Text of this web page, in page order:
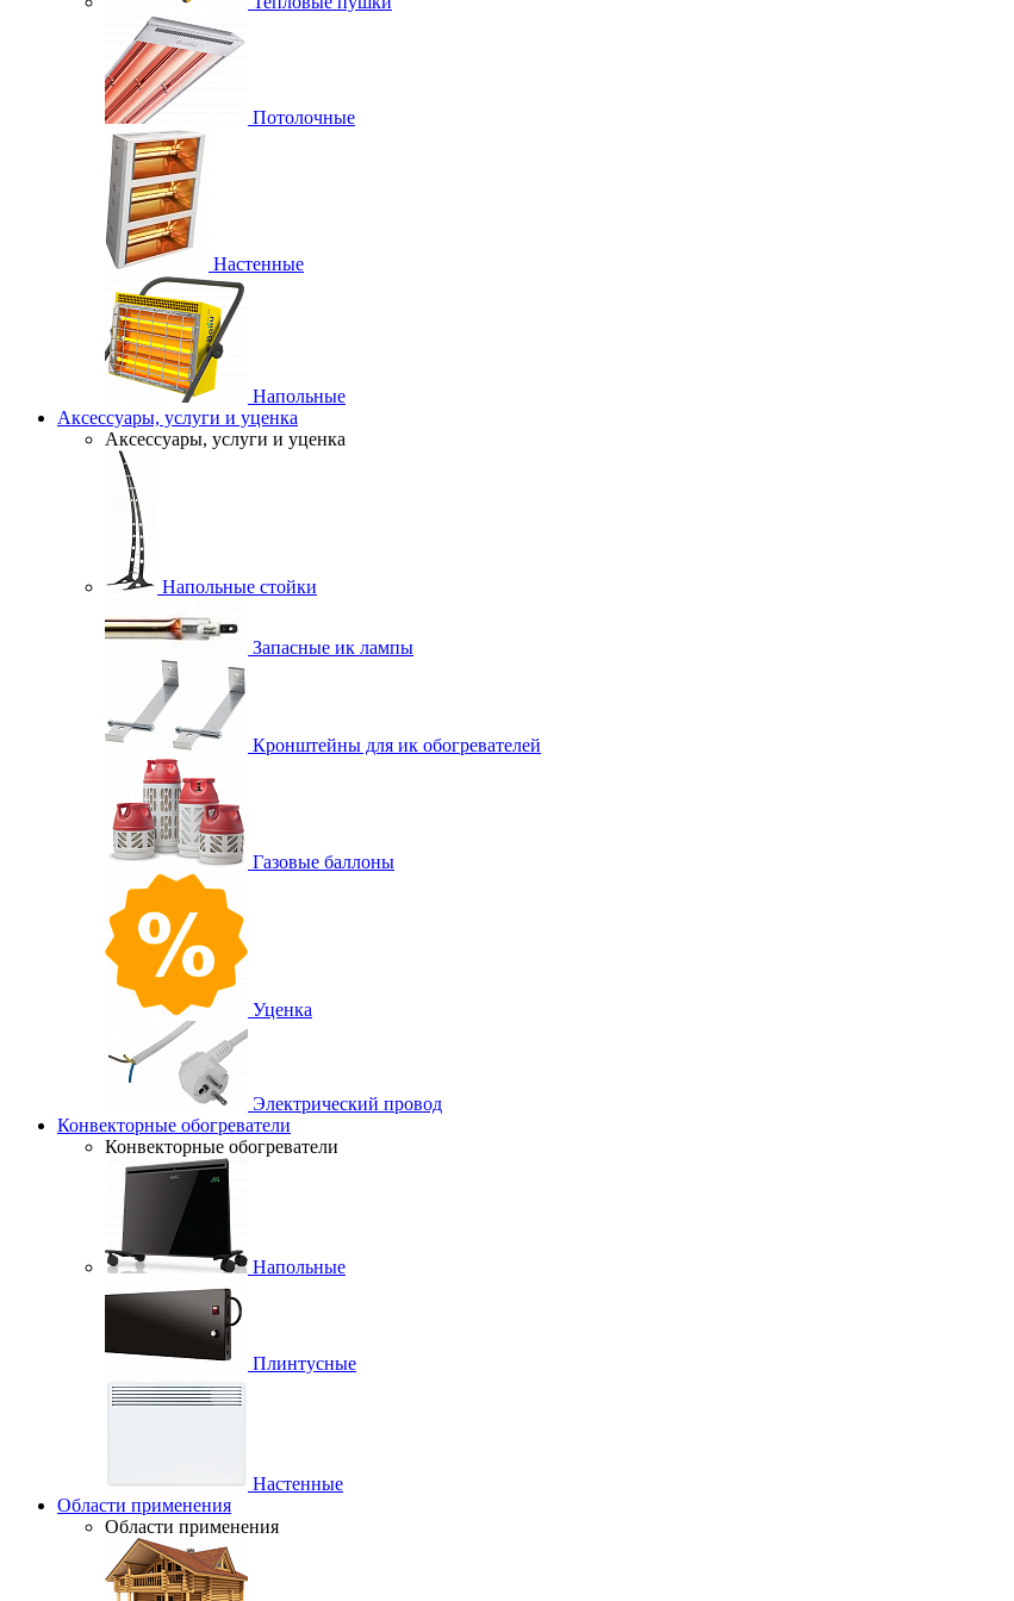
Потолочные
Настенные
Напольные
Аксессуары, услуги и уценка
Аксессуары, услуги и уценка
Напольные стойки
Запасные ик лампы
Кронштейны для ик обогревателей
Газовые баллоны
Уценка
Электрический провод
Конвекторные обогреватели
Конвекторные обогреватели
Напольные
Плинтусные
Настенные
Области применения
Области применения